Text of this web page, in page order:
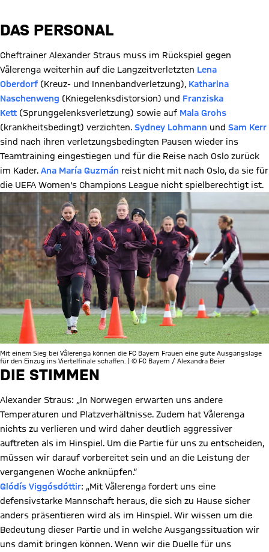
DAS PERSONAL
Cheftrainer Alexander Straus muss im Rückspiel gegen
Vålerenga weiterhin auf die Langzeitverletzten Lena
Oberdorf (Kreuz- und Innenbandverletzung), Katharina
Naschenweng (Kniegelenksdistorsion) und Franziska
Kett (Sprunggelenksverletzung) sowie auf Mala Grohs
(krankheitsbedingt) verzichten. Sydney Lohmann und Sam Kerr
sind nach ihren verletzungsbedingten Pausen wieder ins
Teamtraining eingestiegen und für die Reise nach Oslo zurück
im Kader. Ana María Guzmán reist nicht mit nach Oslo, da sie für
die UEFA Women's Champions League nicht spielberechtigt ist.
Mit einem Sieg bei Vålerenga können die FC Bayern Frauen eine gute Ausgangslage
für den Einzug ins Viertelfinale schaffen. | © FC Bayern / Alexandra Beier
DIE STIMMEN
Alexander Straus: „In Norwegen erwarten uns andere
Temperaturen und Platzverhältnisse. Zudem hat Vålerenga
nichts zu verlieren und wird daher deutlich aggressiver
auftreten als im Hinspiel. Um die Partie für uns zu entscheiden,
müssen wir darauf vorbereitet sein und an die Leistung der
vergangenen Woche anknüpfen.“
Glódís Viggósdóttir: „Mit Vålerenga fordert uns eine
defensivstarke Mannschaft heraus, die sich zu Hause sicher
anders präsentieren wird als im Hinspiel. Wir wissen um die
Bedeutung dieser Partie und in welche Ausgangssituation wir
uns damit bringen können. Wenn wir die Duelle für uns